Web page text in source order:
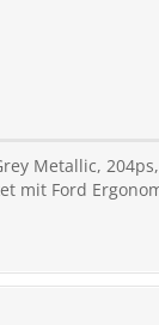
Metallic,
mit Ford